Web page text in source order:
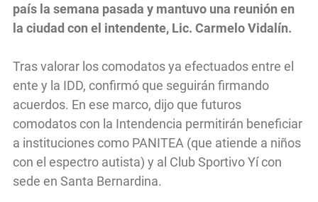
país la semana pasada y mantuvo una reunión en
la ciudad con el intendente, Lic. Carmelo Vidalín.
Tras valorar los comodatos ya efectuados entre el
ente y la IDD, confirmó que seguirán firmando
acuerdos. En ese marco, dijo que futuros
comodatos con la Intendencia permitirán beneficiar
a instituciones como PANITEA (que atiende a niños
con el espectro autista) y al Club Sportivo Yí con
sede en Santa Bernardina.